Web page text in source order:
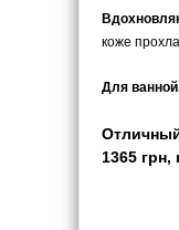
коже
Для
1365 грн,